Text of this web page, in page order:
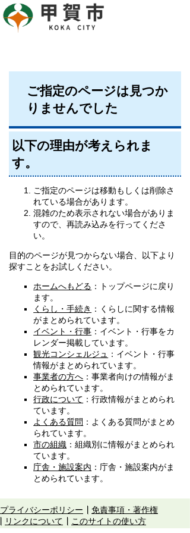
ご指定のページは見つか
りませんでした
以下の理由が考えられま
す。
ご指定のページは移動もしくは削除さ
れている場合があります。
混雑のため表示されない場合がありま
すので、再読み込みを行ってくださ
い。
目的のページが見つからない場合、以下より
探すことをお試しください。
ホームへもどる ：トップページに戻り
ます。
くらし・手続き ：くらしに関する情報
がまとめられています。
イベント・行事 ：イベント・行事をカ
レンダー掲載しています。
観光コンシェルジュ ：イベント・行事
情報がまとめられています。
事業者の方へ ：事業者向けの情報がま
とめられています。
行政について ：行政情報がまとめられ
ています。
よくある質問 ：よくある質問がまとめ
られています。
市の組織 ：組織別に情報がまとめられ
ています。
庁舎・施設案内 ：庁舎・施設案内がま
とめられています。
プライバシーポリシー
免責事項・著作権
リンクについて
このサイトの使い方